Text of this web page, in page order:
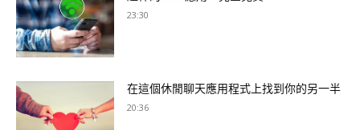
23:30
在這個休閒聊天應用程式上找到你的另一半
20:36